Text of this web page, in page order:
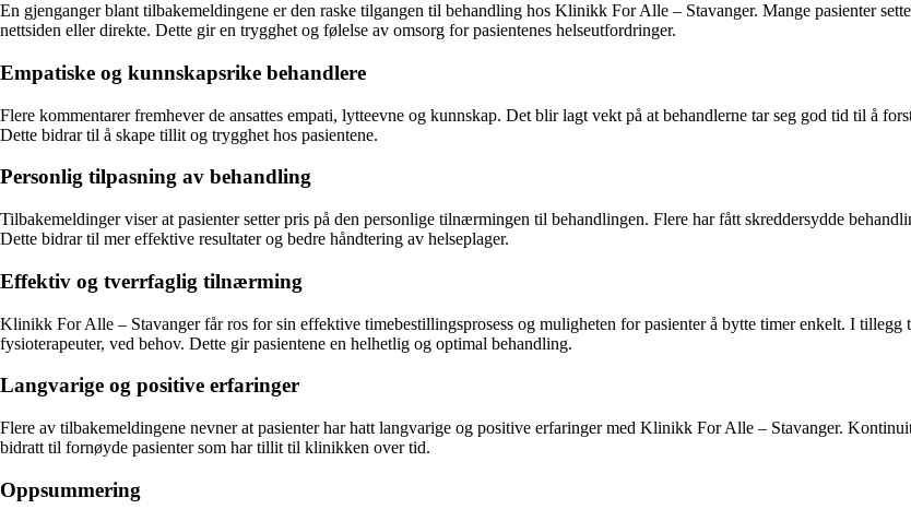
En gjenganger blant tilbakemeldingene er den raske tilgangen til behandling hos Klinikk For Alle – Stavanger. Mange pasienter
nettsiden eller direkte. Dette gir en trygghet og følelse av omsorg for pasientenes helseutfordringer.
Empatiske og kunnskapsrike behandlere
Flere kommentarer fremhever de ansattes empati, lytteevne og kunnskap. Det blir lagt vekt på at behandlerne tar seg god tid til å
Dette bidrar til å skape tillit og trygghet hos pasientene.
Personlig tilpasning av behandling
Tilbakemeldinger viser at pasienter setter pris på den personlige tilnærmingen til behandlingen. Flere har fått skreddersydde
Dette bidrar til mer effektive resultater og bedre håndtering av helseplager.
Effektiv og tverrfaglig tilnærming
Klinikk For Alle – Stavanger får ros for sin effektive timebestillingsprosess og muligheten for pasienter å bytte timer enkelt. I tillegg
fysioterapeuter, ved behov. Dette gir pasientene en helhetlig og optimal behandling.
Langvarige og positive erfaringer
Flere av tilbakemeldingene nevner at pasienter har hatt langvarige og positive erfaringer med Klinikk For Alle – Stavanger.
bidratt til fornøyde pasienter som har tillit til klinikken over tid.
Oppsummering